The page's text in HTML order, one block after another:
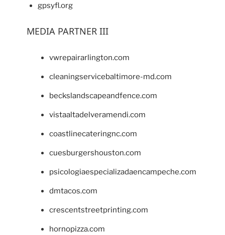
gpsyfl.org
MEDIA PARTNER III
vwrepairarlington.com
cleaningservicebaltimore-md.com
beckslandscapeandfence.com
vistaaltadelveramendi.com
coastlinecateringnc.com
cuesburgershouston.com
psicologiaespecializadaencampeche.com
dmtacos.com
crescentstreetprinting.com
hornopizza.com